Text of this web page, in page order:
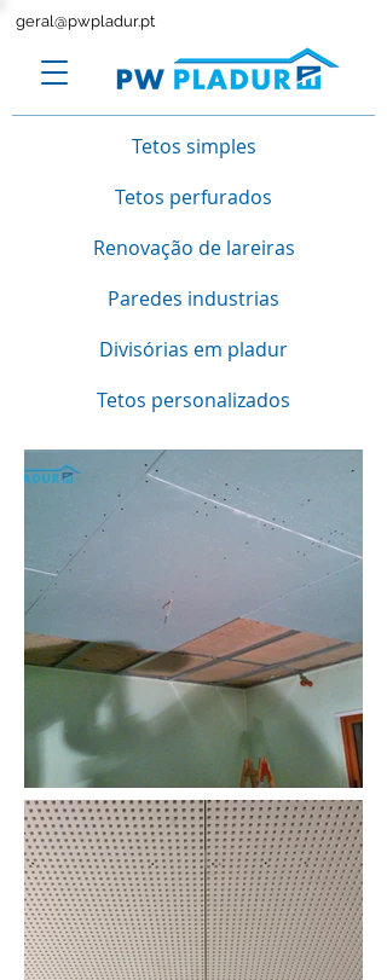
geral@pwpladur.pt
Tetos simples
Tetos perfurados
Renovação de lareiras
Paredes industrias
Divisórias em pladur
Tetos personalizados